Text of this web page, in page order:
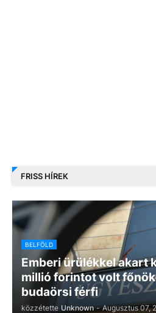
FRISS HÍREK
BELFÖLD
Emberi ürülékkel akart
millió forintot volt
budaörsi férfi
közzétette Unknown - Augusztus 07,